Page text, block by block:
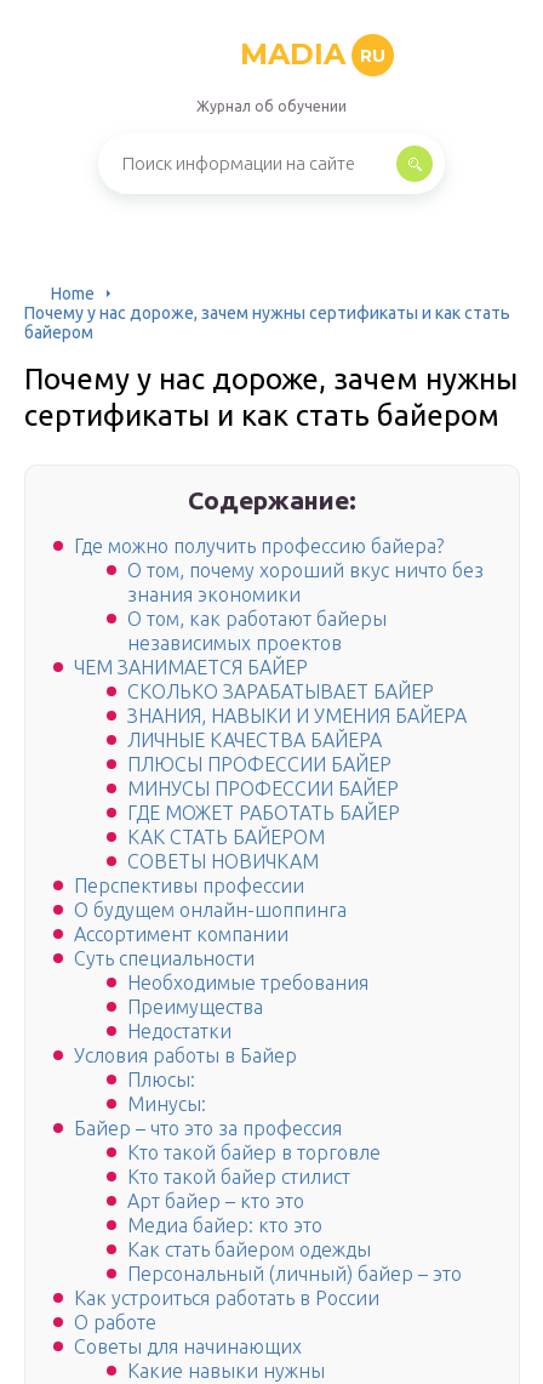
MADIA RU
Журнал об обучении
Home
Почему у нас дороже, зачем нужны сертификаты и как стать
байером
Почему у нас дороже, зачем нужны
сертификаты и как стать байером
Содержание:
Где можно получить профессию байера?
О том, почему хороший вкус ничто без
знания экономики
О том, как работают байеры
независимых проектов
ЧЕМ ЗАНИМАЕТСЯ БАЙЕР
СКОЛЬКО ЗАРАБАТЫВАЕТ БАЙЕР
ЗНАНИЯ, НАВЫКИ И УМЕНИЯ БАЙЕРА
ЛИЧНЫЕ КАЧЕСТВА БАЙЕРА
ПЛЮСЫ ПРОФЕССИИ БАЙЕР
МИНУСЫ ПРОФЕССИИ БАЙЕР
ГДЕ МОЖЕТ РАБОТАТЬ БАЙЕР
КАК СТАТЬ БАЙЕРОМ
СОВЕТЫ НОВИЧКАМ
Перспективы профессии
О будущем онлайн-шоппинга
Ассортимент компании
Суть специальности
Необходимые требования
Преимущества
Недостатки
Условия работы в Байер
Плюсы:
Минусы:
Байер – что это за профессия
Кто такой байер в торговле
Кто такой байер стилист
Арт байер – кто это
Медиа байер: кто это
Как стать байером одежды
Персональный (личный) байер – это
Как устроиться работать в России
О работе
Советы для начинающих
Какие навыки нужны